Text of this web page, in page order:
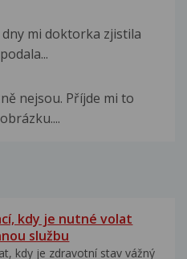
mi doktorka zjistila
nejsou. Příjde mi to
kdy je nutné volat
službu
kdy je zdravotní stav vážný